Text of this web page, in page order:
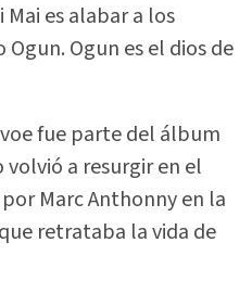
Mai es alabar a los
Ogun es el dios de
fue parte del álbum
a resurgir en el
Marc Anthonny en la
retrataba la vida de